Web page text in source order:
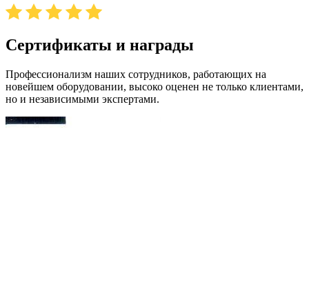
Сертификаты и награды
Профессионализм наших сотрудников, работающих на
новейшем оборудовании, высоко оценен не только клиентами,
но и независимыми экспертами.